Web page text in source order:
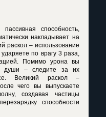
способность,
накладывает на
раскол – использование
по врагу 3 раза,
Помимо урона вы
души – следите за их
Великий раскол –
чего вы выпускаете
создавая частицы
способности